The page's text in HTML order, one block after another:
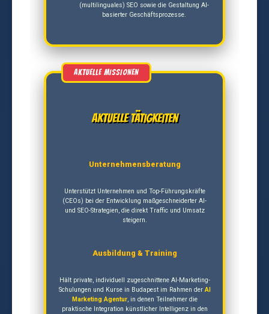
(multilinguales) SEO sowie die Gestaltung AI-
basierter Geschäftsprozesse.
Aktuelle Tätigkeiten
Unternehmensberatung
Unterstützt Unternehmen und Top-Führungskräfte
(CEOs) bei der Entwicklung maßgeschneiderter AI-
und SEO-Strategien, die direkt Traffic und Umsatz
steigern.
Ausbildung & Training
Hält private, individuell zugeschnittene AI-Marketing-
Schulungen und Kurse in Budapest im Rahmen derAI
Marketing Agentur, in denen Teilnehmer die
praktische Integration künstlicher Intelligenz in den